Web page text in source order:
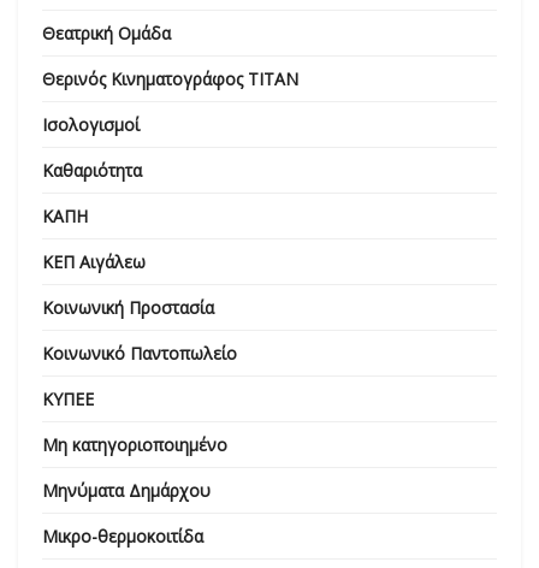
Θεατρική Ομάδα
Θερινός Κινηματογράφος ΤΙΤΑΝ
Ισολογισμοί
Καθαριότητα
ΚΑΠΗ
ΚΕΠ Αιγάλεω
Κοινωνική Προστασία
Κοινωνικό Παντοπωλείο
ΚΥΠΕΕ
Μη κατηγοριοποιημένο
Μηνύματα Δημάρχου
Μικρο-θερμοκοιτίδα